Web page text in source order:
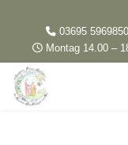
03695 5969850
Montag 14.00 –